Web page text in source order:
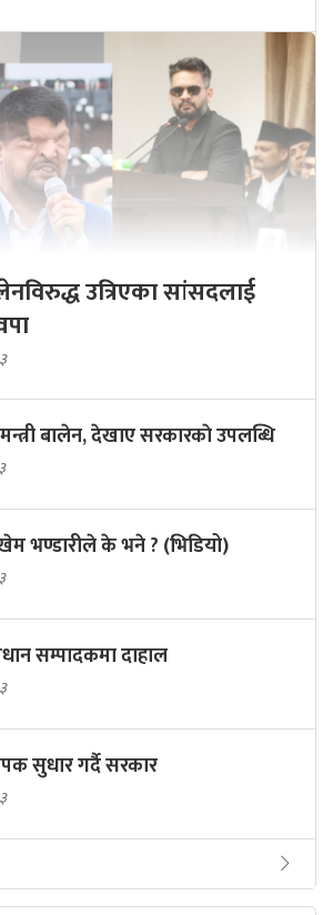
उत्रिएका सांसदलाई
बालेन, देखाए सरकारकाे उपलब्धि
भण्डारीले के भने ? (भिडियो)
सम्पादकमा दाहाल
सुधार गर्दै सरकार